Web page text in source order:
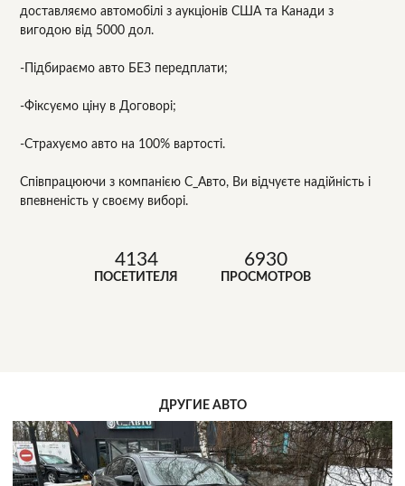
доставляємо автомобілі з аукціонів США та Канади з
вигодою від 5000 дол.
-Підбираємо авто БЕЗ передплати;
-Фіксуємо ціну в Договорі;
-Страхуємо авто на 100% вартості.
Співпрацюючи з компанією С_Авто, Ви відчуєте надійність і
впевненість у своєму виборі.
4134
ПОСЕТИТЕЛЯ
6930
ПРОСМОТРОВ
ДРУГИЕ АВТО